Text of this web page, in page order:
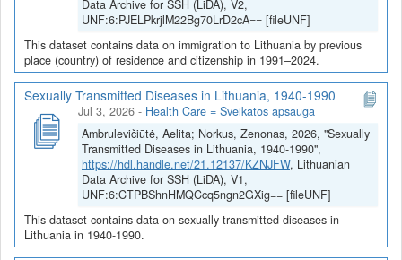
Data Archive for SSH (LiDA), V2,
UNF:6:PJELPkrjlM22Bg70LrD2cA== [fileUNF]
This dataset contains data on immigration to Lithuania by previous
place (country) of residence and citizenship in 1991–2024.
Sexually Transmitted Diseases in Lithuania, 1940-1990
Jul 3, 2026 - Health Care = Sveikatos apsauga
Ambrulevičiūtė, Aelita; Norkus, Zenonas, 2026, "Sexually
Transmitted Diseases in Lithuania, 1940-1990",
https://hdl.handle.net/21.12137/KZNJFW, Lithuanian
Data Archive for SSH (LiDA), V1,
UNF:6:CTPBShnHMQCcq5ngn2GXig== [fileUNF]
This dataset contains data on sexually transmitted diseases in
Lithuania in 1940-1990.